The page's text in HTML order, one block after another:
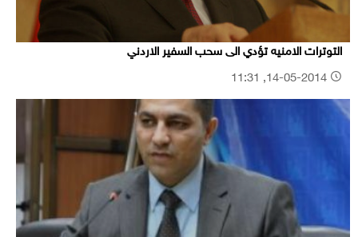
التوترات الامنيه تؤدي الى سحب السفير الاردني